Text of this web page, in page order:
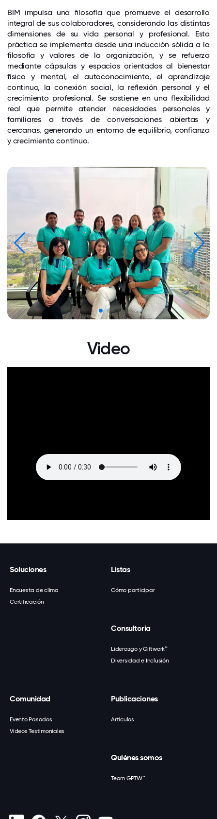
BIM impulsa una filosofía que promueve el desarrollo
integral de sus colaboradores, considerando las distintas
dimensiones de su vida personal y profesional. Esta
práctica se implementa desde una inducción sólida a la
filosofía y valores de la organización, y se refuerza
mediante cápsulas y espacios orientados al bienestar
físico y mental, el autoconocimiento, el aprendizaje
continuo, la conexión social, la reflexión personal y el
crecimiento profesional. Se sostiene en una flexibilidad
real que permite atender necesidades personales y
familiares a través de conversaciones abiertas y
cercanas, generando un entorno de equilibrio, confianza
y crecimiento continuo.
Video
Soluciones
Encuesta de clima
Certificación
Listas
Cómo participar
Consultoría
Liderazgo y Giftwork™
Diversidad e Inclusión
Comunidad
Evento Pasados
Videos Testimoniales
Publicaciones
Artículos
Quiénes somos
Team GPTW™